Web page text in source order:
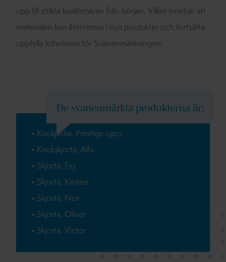
upp till strikta kvalitetskrav från början. Vilket innebär att
materialen kan återvinnas i nya produkter och fortsätta
uppfylla kriterierna för Svanenmärkningen.
De svanenmärkta produkterna är:
• Kockjacka, Prestige upcy
• Kockskjorta, Alfa
• Skjorta, Fay
• Skjorta, Kirsten
• Skjorta, Nor
• Skjorta, Oliver
• Skjorta, Victor